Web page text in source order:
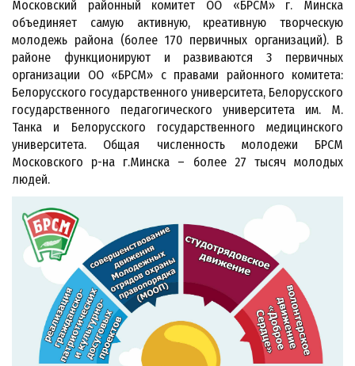
Московский районный комитет ОО «БРСМ» г. Минска
объединяет самую активную, креативную творческую
молодежь района (более 170 первичных организаций). В
районе функционируют и развиваются 3 первичных
организации ОО «БРСМ» с правами районного комитета:
Белорусского государственного университета, Белорусского
государственного педагогического университета им. М.
Танка и Белорусского государственного медицинского
университета. Общая численность молодежи БРСМ
Московского р-на г.Минска – более 27 тысяч молодых
людей.